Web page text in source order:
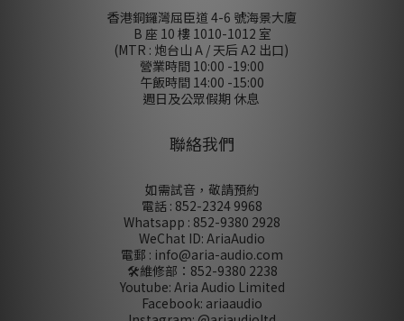
香港銅鑼灣屈臣道 4-6 號海景大廈
B 座 10 樓 1010-1012 室
(MTR : 炮台山 A / 天后 A2 出口)
營業時間 10:00 -19:00
午飯時間 14:00 -15:00
週日及公眾假期 休息
聯絡我們
如需試音，敬請預約
電話 : 852-2324 9968
Whatsapp : 852-9380 2928
WeChat ID: AriaAudio
電郵 : info@aria-audio.com
🛠️維修部： 852-9380 2238
Youtube: Aria Audio Limited
Facebook: ariaaudio